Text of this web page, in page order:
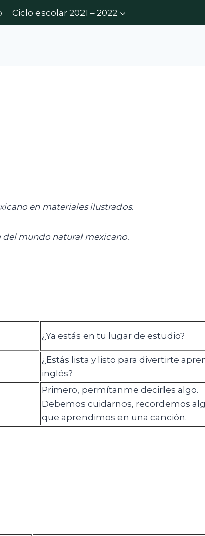
Ciclo escolar 2021 – 2022
en materiales ilustrados.
mundo natural mexicano.
¿Ya estás en tu lugar de estudio?
¿Estás lista y listo para divertirte
inglés?
Primero, permítanme decirles algo.
Debemos cuidarnos, recordemos
que aprendimos en una canción.